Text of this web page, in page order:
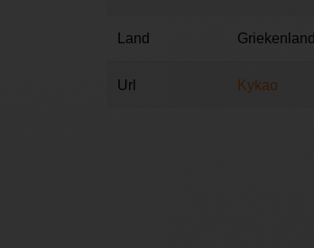
Land Griekenland
Url Kykao